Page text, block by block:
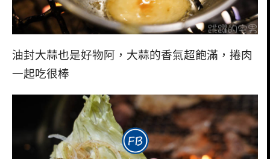
油封大蒜也是好物阿，大蒜的香氣超飽滿，捲肉
一起吃很棒